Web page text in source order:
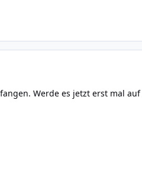
Werde es jetzt erst mal